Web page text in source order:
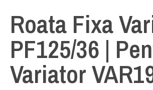
Roata Fixa
PF125/36 |
Variator